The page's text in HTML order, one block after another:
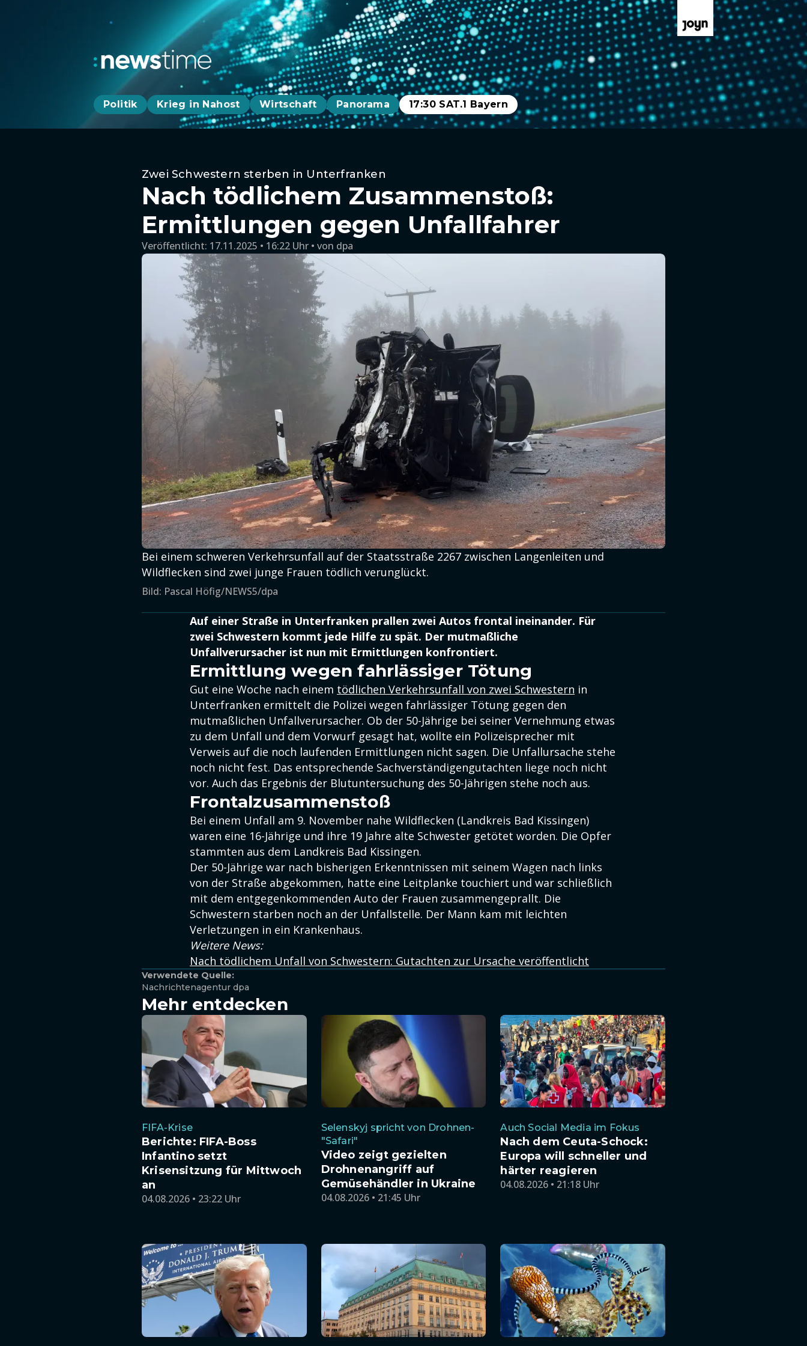
Politik Krieg in Nahost Wirtschaft Panorama 17:30 SAT.1 Bayern
Zwei Schwestern sterben in Unterfranken
Nach tödlichem Zusammenstoß:
Ermittlungen gegen Unfallfahrer
Veröffentlicht: 17.11.2025 • 16:22 Uhr von dpa
Bei einem schweren Verkehrsunfall auf der Staatsstraße 2267 zwischen Langenleiten und
Wildflecken sind zwei junge Frauen tödlich verunglückt.
Bild: Pascal Höfig/NEWS5/dpa
Auf einer Straße in Unterfranken prallen zwei Autos frontal ineinander. Für
zwei Schwestern kommt jede Hilfe zu spät. Der mutmaßliche
Unfallverursacher ist nun mit Ermittlungen konfrontiert.
Ermittlung wegen fahrlässiger Tötung
Gut eine Woche nach einem tödlichen Verkehrsunfall von zwei Schwestern in
Unterfranken ermittelt die Polizei wegen fahrlässiger Tötung gegen den
mutmaßlichen Unfallverursacher. Ob der 50-Jährige bei seiner Vernehmung etwas
zu dem Unfall und dem Vorwurf gesagt hat, wollte ein Polizeisprecher mit
Verweis auf die noch laufenden Ermittlungen nicht sagen. Die Unfallursache stehe
noch nicht fest. Das entsprechende Sachverständigengutachten liege noch nicht
vor. Auch das Ergebnis der Blutuntersuchung des 50-Jährigen stehe noch aus.
Frontalzusammenstoß
Bei einem Unfall am 9. November nahe Wildflecken (Landkreis Bad Kissingen)
waren eine 16-Jährige und ihre 19 Jahre alte Schwester getötet worden. Die Opfer
stammten aus dem Landkreis Bad Kissingen.
Der 50-Jährige war nach bisherigen Erkenntnissen mit seinem Wagen nach links
von der Straße abgekommen, hatte eine Leitplanke touchiert und war schließlich
mit dem entgegenkommenden Auto der Frauen zusammengeprallt. Die
Schwestern starben noch an der Unfallstelle. Der Mann kam mit leichten
Verletzungen in ein Krankenhaus.
Weitere News:
Nach tödlichem Unfall von Schwestern: Gutachten zur Ursache veröffentlicht
Verwendete Quelle:
Nachrichtenagentur dpa
Mehr entdecken
FIFA-Krise
Berichte: FIFA-Boss
Infantino setzt
Krisensitzung für Mittwoch
an
04.08.2026 • 23:22 Uhr
Selenskyj spricht von Drohnen-
"Safari"
Video zeigt gezielten
Drohnenangriff auf
Gemüsehändler in Ukraine
04.08.2026 • 21:45 Uhr
Auch Social Media im Fokus
Nach dem Ceuta-Schock:
Europa will schneller und
härter reagieren
04.08.2026 • 21:18 Uhr